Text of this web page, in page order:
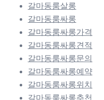
갈마동룸살롱
갈마동룸싸롱
갈마동룸싸롱가격
갈마동룸싸롱견적
갈마동룸싸롱문의
갈마동룸싸롱예약
갈마동룸싸롱위치
갈마동룸싸롱추천